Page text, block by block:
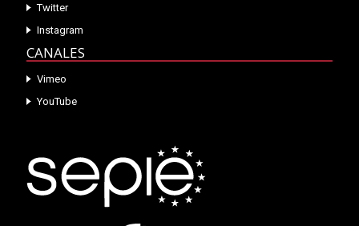
Twitter
Instagram
CANALES
Vimeo
YouTube